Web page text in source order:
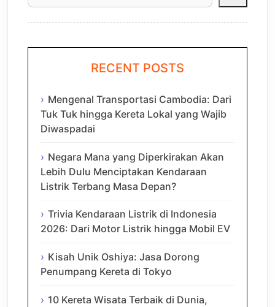
RECENT POSTS
Mengenal Transportasi Cambodia: Dari
Tuk Tuk hingga Kereta Lokal yang Wajib
Diwaspadai
Negara Mana yang Diperkirakan Akan
Lebih Dulu Menciptakan Kendaraan
Listrik Terbang Masa Depan?
Trivia Kendaraan Listrik di Indonesia
2026: Dari Motor Listrik hingga Mobil EV
Kisah Unik Oshiya: Jasa Dorong
Penumpang Kereta di Tokyo
10 Kereta Wisata Terbaik di Dunia,